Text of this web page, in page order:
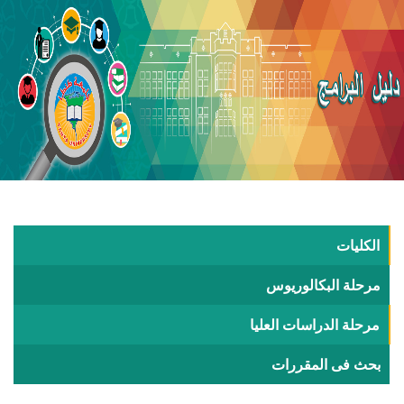
الكليات
مرحلة البكالوريوس
مرحلة الدراسات العليا
بحث فى المقررات